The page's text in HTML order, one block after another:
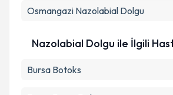
Osmangazi Nazolabial Dolgu
Nazolabial Dolgu ile İlgili
Bursa Botoks